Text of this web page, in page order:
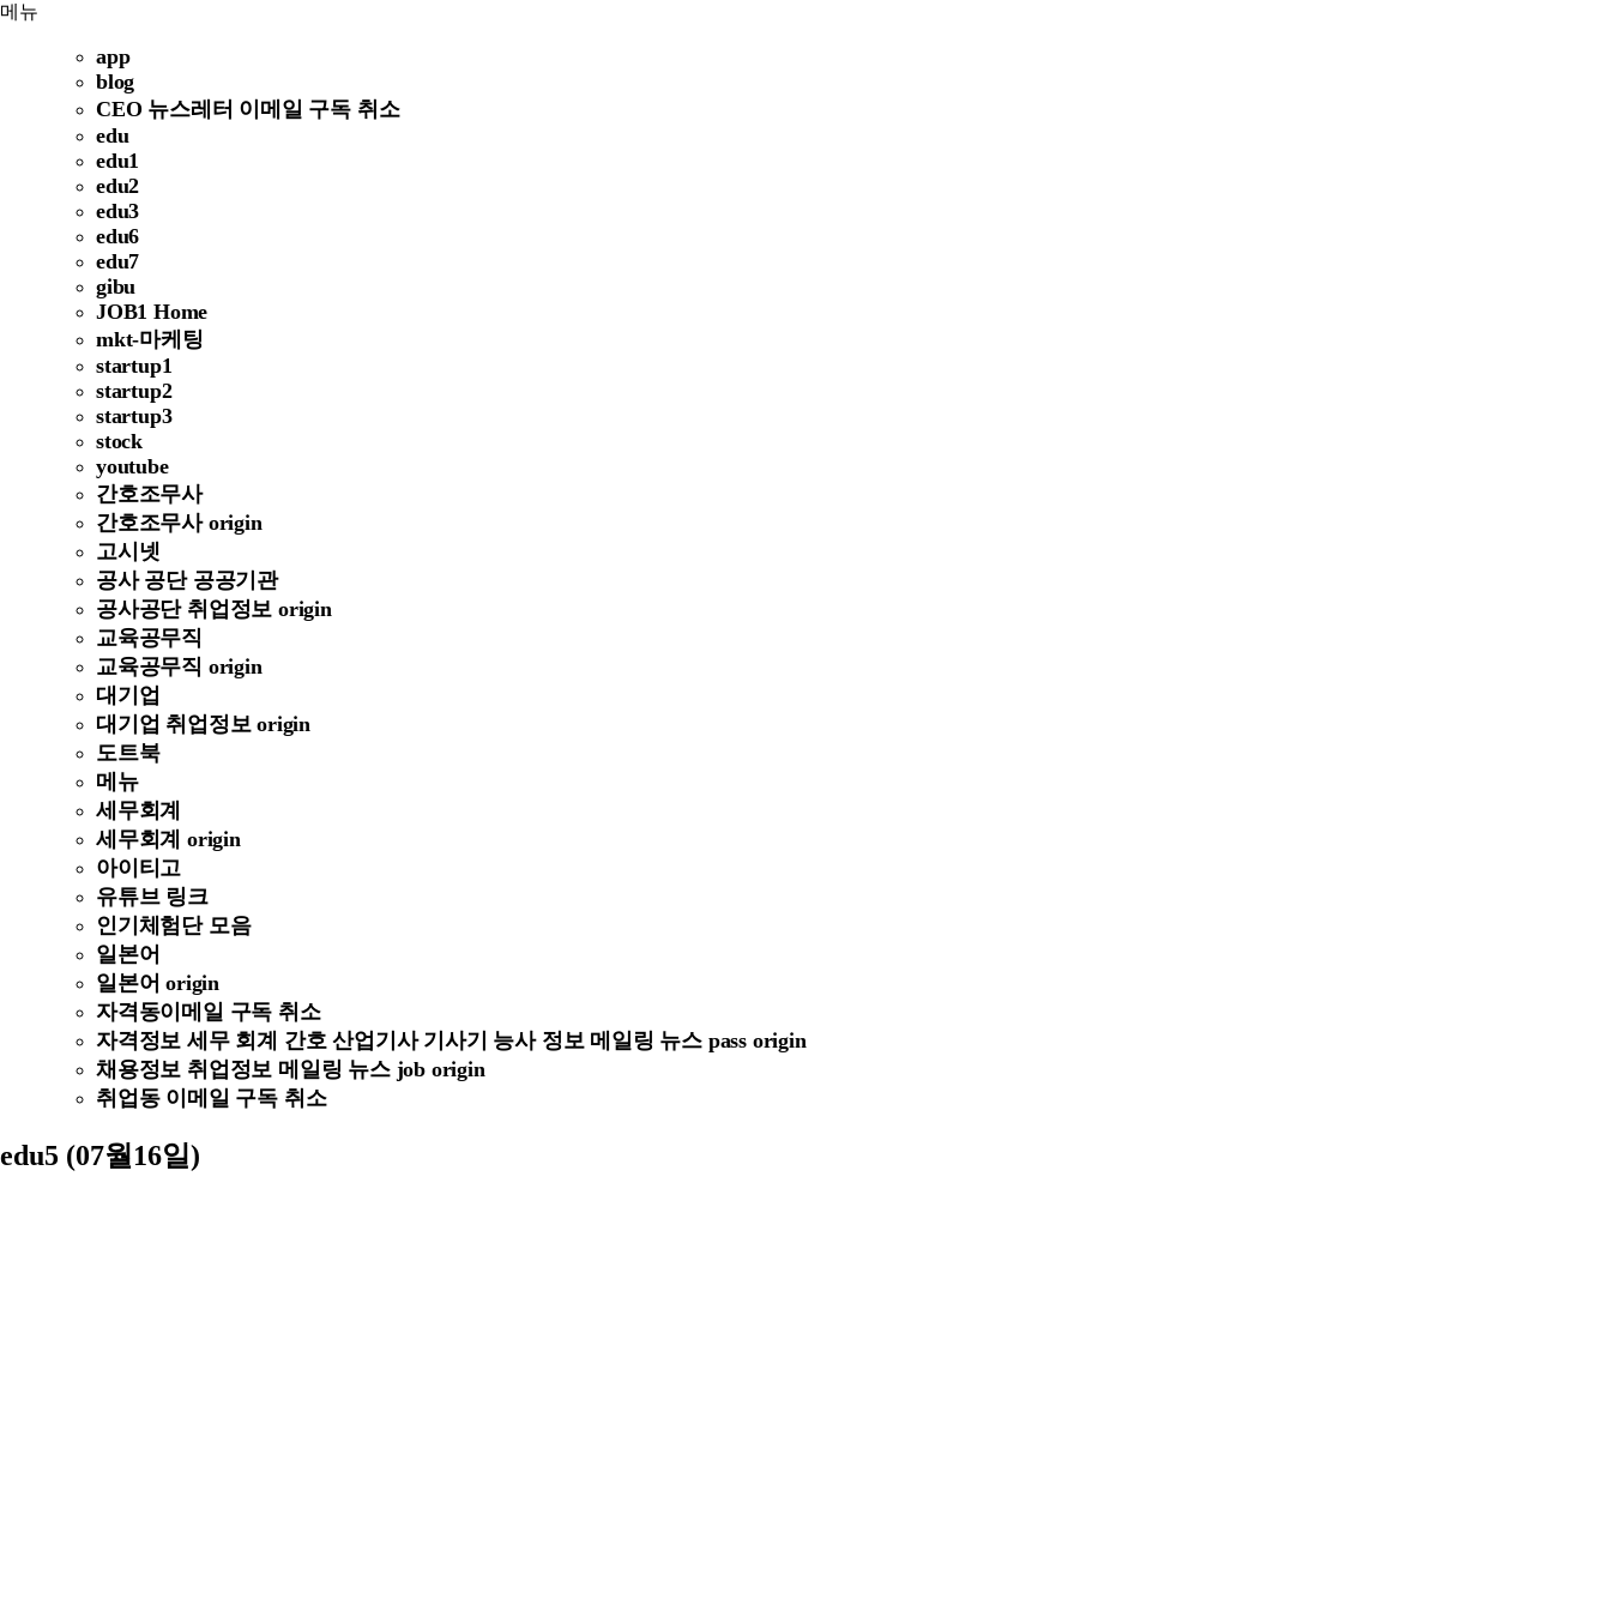
메뉴
app
blog
CEO 뉴스레터 이메일 구독 취소
edu
edu1
edu2
edu3
edu6
edu7
gibu
JOB1 Home
mkt-마케팅
startup1
startup2
startup3
stock
youtube
간호조무사
간호조무사 origin
고시넷
공사 공단 공공기관
공사공단 취업정보 origin
교육공무직
교육공무직 origin
대기업
대기업 취업정보 origin
도트북
메뉴
세무회계
세무회계 origin
아이티고
유튜브 링크
인기체험단 모음
일본어
일본어 origin
자격동이메일 구독 취소
자격정보 세무 회계 간호 산업기사 기사기 능사 정보 메일링 뉴스 pass origin
채용정보 취업정보 메일링 뉴스 job origin
취업동 이메일 구독 취소
edu5 (07월16일)